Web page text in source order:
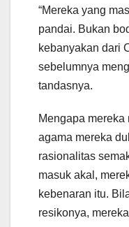
“Mereka yang
pandai. Bukan
kebanyakan dari
sebelumnya
tandasnya.
Mengapa
agama mereka
rasionalitas
masuk akal,
kebenaran itu.
resikonya,